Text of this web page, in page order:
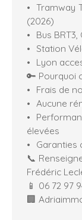
Tramway
(2026)
Bus BRT3,
Station
Lyon
🔑 Pourquoi
Frais de
Aucune
élevées
Garanties
📞
Frédéric
📱 06 72 97
🏢